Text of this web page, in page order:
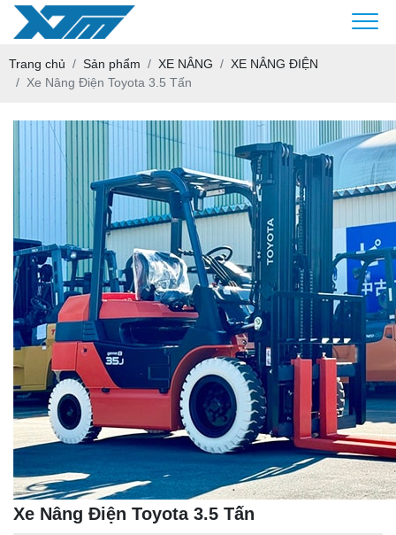
Trang chủ Sản phẩm XE NÂNG
XE NÂNG ĐIỆN
Xe Nâng Điện Toyota 3.5 Tấn
Xe Nâng Điện Toyota 3.5 Tấn